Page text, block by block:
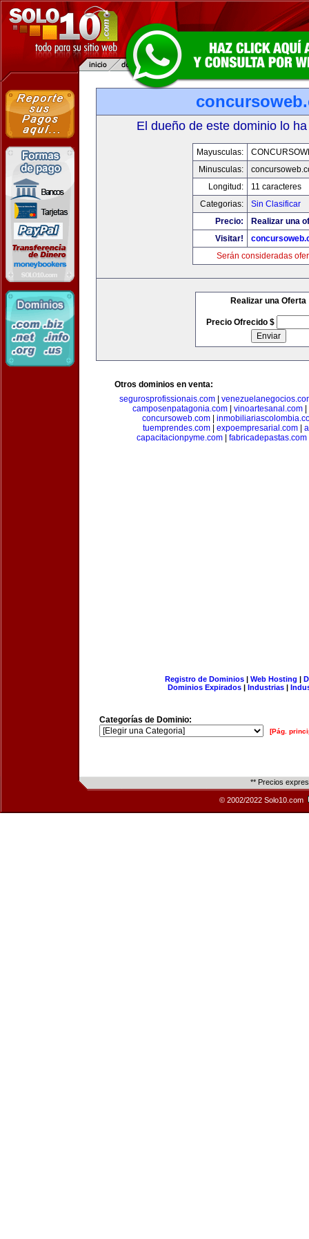
El dueño de este dominio lo
Mayusculas:
Minusculas:
Longitud:
11 caracteres
Categorias:
Sin Clasificar
Precio:
Realizar una
Visitar!
Serán consideradas
Realizar una Oferta
Precio Ofrecido $
Otros dominios en venta:
segurosprofissionais.com
camposenpatagonia.com| vinoartesanal.com|
concursoweb.com
tuemprendes.com
expoempresarial.com
capacitacionpyme.com
fabricadepastas.com
Registro de Dominios| Web Hosting |
Dominios Expirados | Industrias |
Categorías de Dominio:
[Pág.
** Precios
© 2002/2022 Solo10.com